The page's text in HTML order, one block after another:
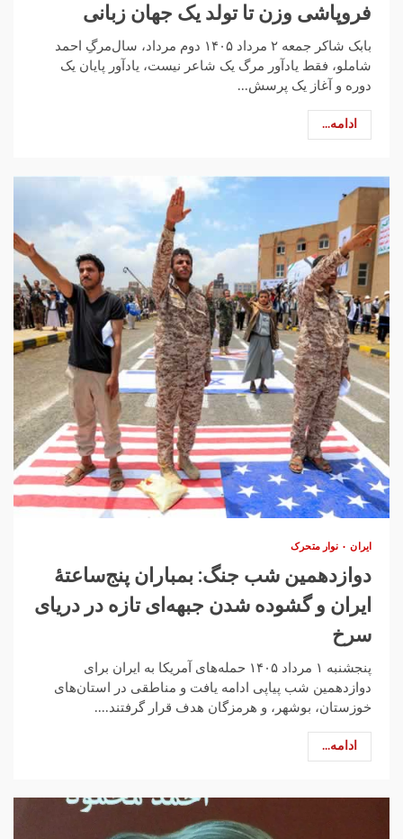
فروپاشی وزن تا تولد یک جهان زبانی
بابک شاکر جمعه ۲ مرداد ۱۴۰۵ دوم مرداد، سال‌مرگِ احمد
شاملو، فقط یادآور مرگ یک شاعر نیست، یادآور پایان یک
دوره و آغاز یک پرسش...
ادامه...
ایران نوار متحرک
دوازدهمین شب جنگ: بمباران پنج‌ساعتهٔ
ایران و گشوده‌ شدن جبهه‌ای تازه در دریای
سرخ
پنجشنبه ۱ مرداد ۱۴۰۵ حمله‌های آمریکا به ایران برای
دوازدهمین شب پیاپی ادامه یافت و مناطقی در استان‌های
خوزستان، بوشهر، و هرمزگان هدف قرار گرفتند....
ادامه...